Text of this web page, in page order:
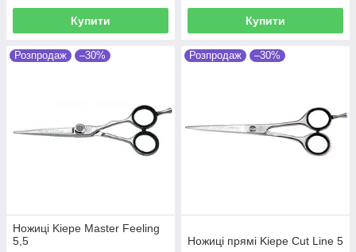
Купити Купити
Розпродаж –30%
Ножиці Kiepe Master Feeling
5,5
Розпродаж –30%
Ножиці прямі Kiepe Cut Line 5